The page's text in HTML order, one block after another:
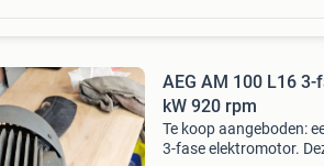
AEG AM 100 L16
kW 920 rpm
Te koop aangeboden:
3-fase elektromotor.